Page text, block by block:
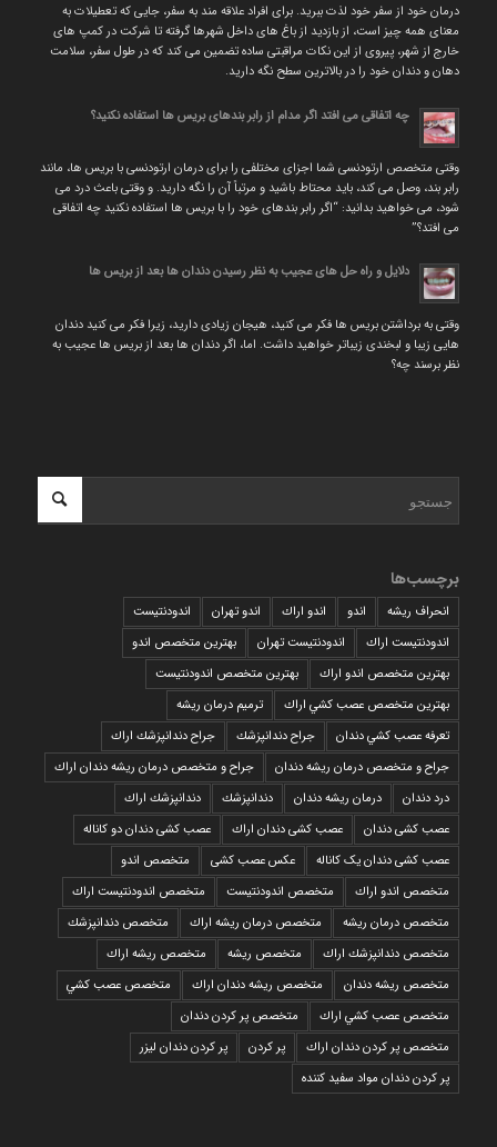
درمان خود از سفر خود لذت ببرید. برای افراد علاقه مند به سفر، جایی که تعطیلات به
معنای همه چیز است، از بازدید از باغ های داخل شهرها گرفته تا شرکت در کمپ های
خارج از شهر، پیروی از این نکات مراقبتی ساده تضمین می کند که در طول سفر، سلامت
دهان و دندان خود را در بالاترین سطح نگه دارید.
چه اتفاقی می افتد اگر مدام از رابر بندهای بریس ها استفاده نکنید؟
وقتی متخصص ارتودنسی شما اجزای مختلفی را برای درمان ارتودنسی با بریس ها، مانند
رابر بند، وصل می کند، باید محتاط باشید و مرتباً آن را نگه دارید. و وقتی باعث درد می
شود، می خواهید بدانید: “اگر رابر بندهای خود را با بریس ها استفاده نکنید چه اتفاقی
می افتد؟”
دلایل و راه حل های عجیب به نظر رسیدن دندان ها بعد از بریس ها
وقتی به برداشتن بریس ها فکر می کنید، هیجان زیادی دارید، زیرا فکر می کنید دندان
هایی زیبا و لبخندی زیباتر خواهید داشت. اما، اگر دندان ها بعد از بریس ها عجیب به
نظر برسند چه؟
برچسب‌ها
انحراف ریشه اندو اندو اراك اندو تهران
اندودنتیست
اندودنتیست اراك
اندودنتیست تهران
بهترين متخصص اندو
بهترين متخصص اندو اراك
بهترين متخصص اندودنتيست
بهترين متخصص عصب كشي اراك
ترمیم درمان ریشه
تعرفه عصب كشي دندان
جراح دندانپزشك
جراح دندانپزشك اراك
جراح و متخصص درمان ریشه دندان
جراح و متخصص درمان ریشه دندان اراك
درد دندان
درمان ریشه دندان دندانپزشك
دندانپزشك اراك
عصب کشی دندان
عصب کشی دندان اراك
عصب کشی دندان دو کاناله
عصب کشی دندان یک کاناله
عکس عصب کشی
متخصص اندو
متخصص اندو اراك
متخصص اندودنتيست
متخصص اندودنتيست اراك
متخصص درمان ريشه
متخصص درمان ريشه اراك
متخصص دندانپزشك
متخصص دندانپزشك اراك
متخصص ريشه
متخصص ريشه اراك
متخصص ريشه دندان
متخصص ريشه دندان اراك
متخصص عصب كشي
متخصص عصب كشي اراك
متخصص پر كردن دندان
متخصص پر كردن دندان اراك
پر كردن
پر كردن دندان ليزر
پر كردن دندان مواد سفيد كننده